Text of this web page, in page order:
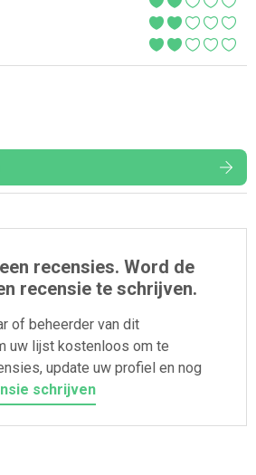
recensies. Word de
recensie te schrijven.
of beheerder van dit
uw lijst kostenloos om te
update uw profiel en nog
schrijven